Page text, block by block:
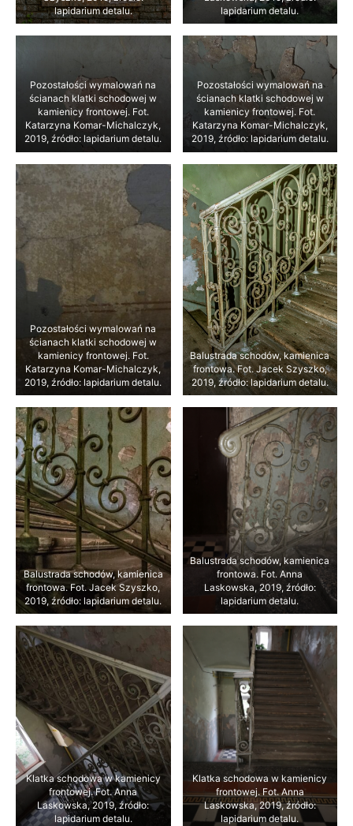
lapidarium detalu.
lapidarium detalu.
Pozostałości wymalowań na
ścianach klatki schodowej w
kamienicy frontowej. Fot.
Katarzyna Komar-Michalczyk,
2019, źródło: lapidarium detalu.
Pozostałości wymalowań na
ścianach klatki schodowej w
kamienicy frontowej. Fot.
Katarzyna Komar-Michalczyk,
2019, źródło: lapidarium detalu.
Pozostałości wymalowań na
ścianach klatki schodowej w
kamienicy frontowej. Fot.
Katarzyna Komar-Michalczyk,
2019, źródło: lapidarium detalu.
Balustrada schodów, kamienica
frontowa. Fot. Jacek Szyszko,
2019, źródło: lapidarium detalu.
Balustrada schodów, kamienica
frontowa. Fot. Jacek Szyszko,
2019, źródło: lapidarium detalu.
Balustrada schodów, kamienica
frontowa. Fot. Anna
Laskowska, 2019, źródło:
lapidarium detalu.
Klatka schodowa w kamienicy
frontowej. Fot. Anna
Laskowska, 2019, źródło:
lapidarium detalu.
Klatka schodowa w kamienicy
frontowej. Fot. Anna
Laskowska, 2019, źródło:
lapidarium detalu.